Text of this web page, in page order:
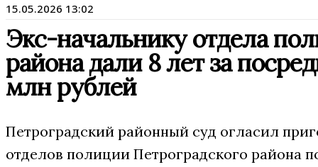
15.05.2026 13:02
Экс-начальнику отдела
района дали 8 лет за
млн рублей
Петроградский районный суд огласил
отделов полиции Петроградского района